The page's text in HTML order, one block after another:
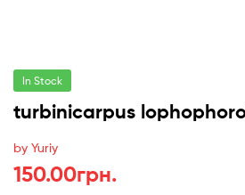
In Stock
turbinicarpus
by Yuriy
150.00грн.